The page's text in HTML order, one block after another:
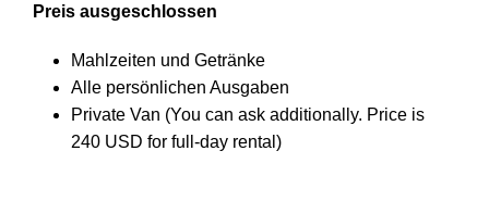
Preis ausgeschlossen
Mahlzeiten und Getränke
Alle persönlichen Ausgaben
Private Van (You can ask additionally. Price is
240 USD for full-day rental)